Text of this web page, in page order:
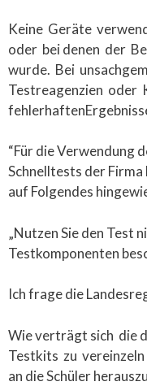
Keine Geräte
oder bei denen der
wurde. Bei
Testreagenzien oder
“Für die Verwendung
Schnelltests der
auf Folgendes
„Nutzen Sie den Test
Testkomponenten
Ich frage die
Wie verträgt sich die
Testkits zu vereinzeln
an die Schüler